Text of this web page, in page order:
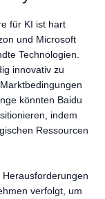
für KI ist hart
und Microsoft
Technologien.
innovativ zu
könnten Baidu
indem
Ressourcen
verfolgt, um